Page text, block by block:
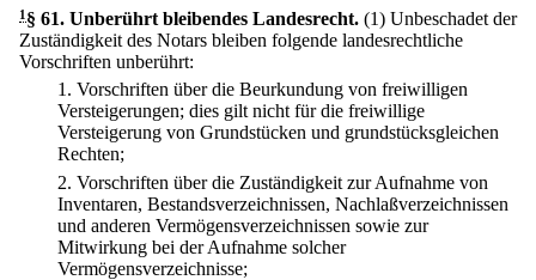
1 § 61. Unberührt bleibendes Landesrecht. (1) Unbeschadet der
Zuständigkeit des Notars bleiben folgende landesrechtliche
Vorschriften unberührt:
1. Vorschriften über die Beurkundung von freiwilligen
Versteigerungen; dies gilt nicht für die freiwillige
Versteigerung von Grundstücken und grundstücksgleichen
Rechten;
2. Vorschriften über die Zuständigkeit zur Aufnahme von
Inventaren, Bestandsverzeichnissen, Nachlaßverzeichnissen
und anderen Vermögensverzeichnissen sowie zur
Mitwirkung bei der Aufnahme solcher
Vermögensverzeichnisse;